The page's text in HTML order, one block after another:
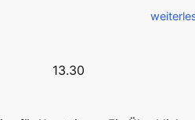
13.30